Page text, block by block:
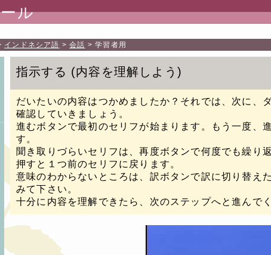
ル
インドネシア語 会話 学習者用
指示する 内容を理解しよう
だいたいの内容はつかめましたか？それでは、次に、
確認していきましょう。
進むボタンで最初のセリフが始まります。もう一度、
す。
聞き取りづらいセリフは、再度ボタンで何度でも繰り
押すと１つ前のセリフに戻ります。
意味のわからないところは、訳ボタンで訳に切り替え
みて下さい。
十分に内容を理解できたら、次のステップへと進んでく